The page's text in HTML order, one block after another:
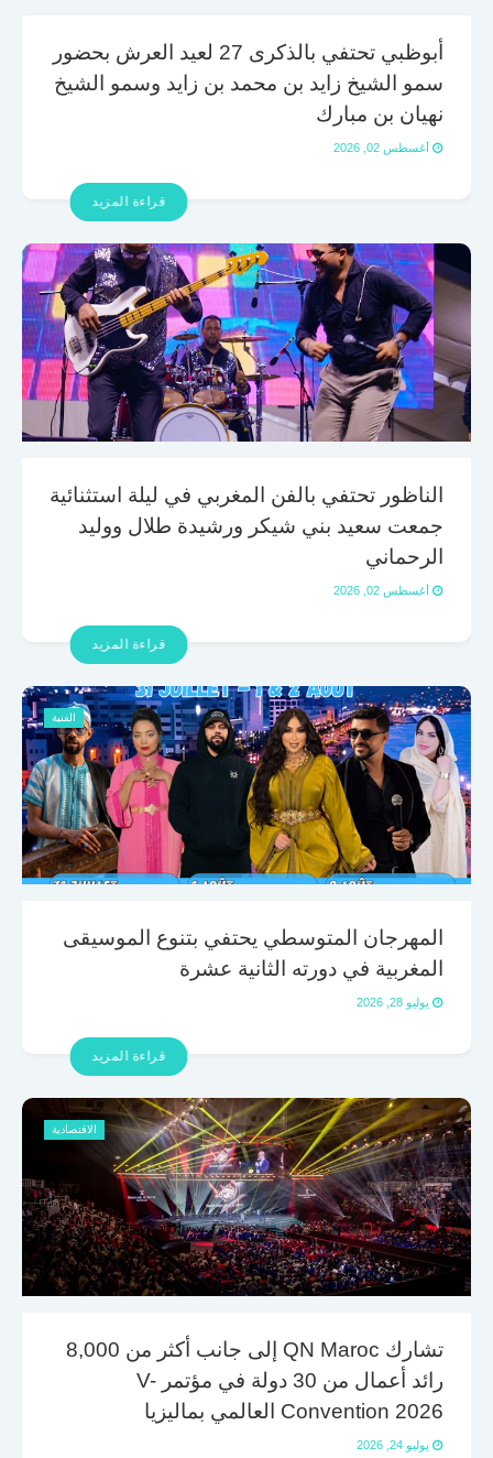
أبوظبي تحتفي بالذكرى 27 لعيد العرش بحضور
سمو الشيخ زايد بن محمد بن زايد وسمو الشيخ
نهيان بن مبارك
أغسطس 02, 2026
قراءة المزيد
الناظور تحتفي بالفن المغربي في ليلة استثنائية
جمعت سعيد بني شيكر ورشيدة طلال ووليد
الرحماني
أغسطس 02, 2026
قراءة المزيد
الفنية
المهرجان المتوسطي يحتفي بتنوع الموسيقى
المغربية في دورته الثانية عشرة
يوليو 28, 2026
قراءة المزيد
الاقتصادية
تشارك QN Maroc إلى جانب أكثر من 8,000
رائد أعمال من 30 دولة في مؤتمر V-
Convention 2026 العالمي بماليزيا
يوليو 24, 2026